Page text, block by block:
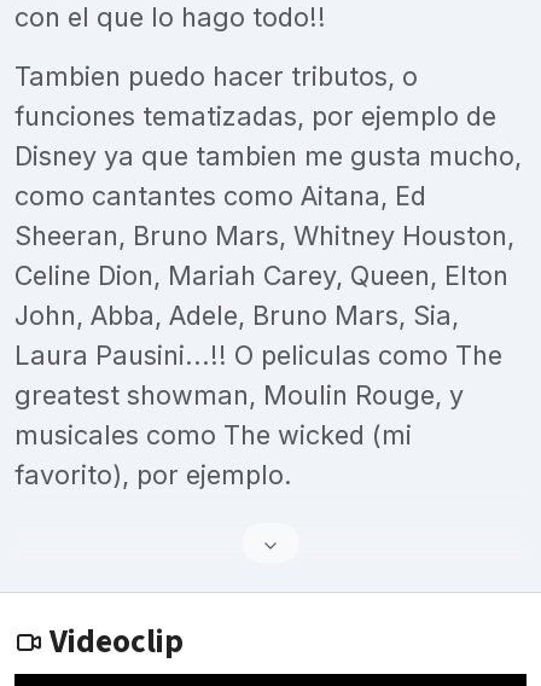
con el que lo hago todo!!
Tambien puedo hacer tributos, o
funciones tematizadas, por ejemplo de
Disney ya que tambien me gusta mucho,
como cantantes como Aitana, Ed
Sheeran, Bruno Mars, Whitney Houston,
Celine Dion, Mariah Carey, Queen, Elton
John, Abba, Adele, Bruno Mars, Sia,
Laura Pausini...!! O peliculas como The
greatest showman, Moulin Rouge, y
musicales como The wicked (mi
favorito), por ejemplo.
Videoclip